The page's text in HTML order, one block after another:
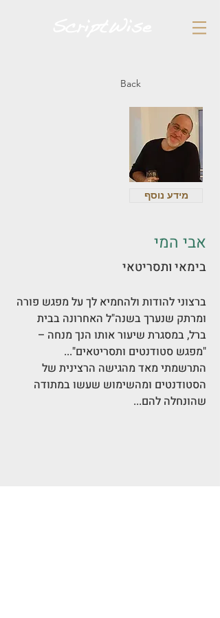
Back
מידע נוסף
אבי המי
בימאי ותסריטאי
ברצוני להודות ולהחמיא לך על מפגש פורה
ומרתק שנערך בשנה"ל האחרונה בבית
ברל, במסגרת שיעור אותו הנך מנחה –
"מפגש סטודנטים ותסריטאים"...
התרשמתי מאד מהגישה הרצינית של
הסטודנטים ומהשימוש שעשו במתודה
שהונחלה להם...